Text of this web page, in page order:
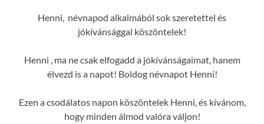
Henni, névnapod alkalmából sok szeretettel és
jókívánsággal köszöntelek!
Henni , ma ne csak elfogadd a jókívánságaimat, hanem
élvezd is a napot! Boldog névnapot Henni!
Ezen a csodálatos napon köszöntelek Henni, és kívánom,
hogy minden álmod valóra váljon!